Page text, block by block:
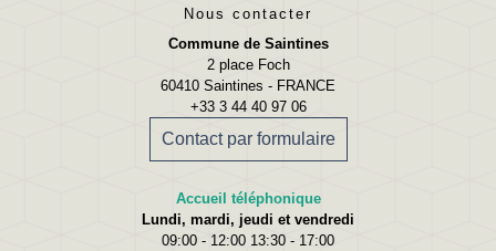
Nous contacter
Commune de Saintines
2 place Foch
60410 Saintines - FRANCE
+33 3 44 40 97 06
Contact par formulaire
Accueil téléphonique
Lundi, mardi, jeudi et vendredi
09:00 - 12:00 13:30 - 17:00